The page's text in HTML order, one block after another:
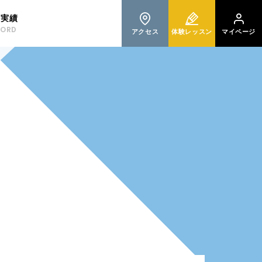
績
アクセス 体験レッスン マイページ